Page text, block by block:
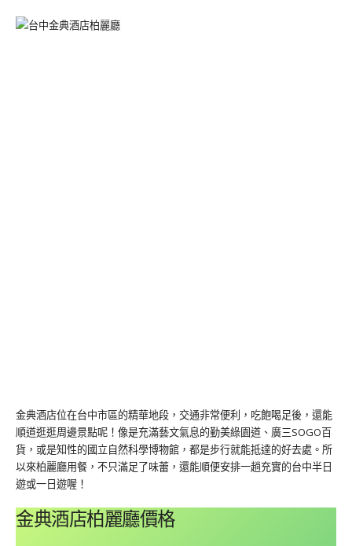
金典酒店位在台中市區的精華地段，交通非常便利，吃飽喝足後，還能
順道逛逛周邊景點呢！像是充滿藝文氣息的勤美綠園道、廣三SOGO百
貨，或是知性的國立自然科學博物館，都是步行就能抵達的好去處。所
以來柏麗廳用餐，不只滿足了味蕾，還能順便安排一趟充實的台中半日
遊或一日遊喔！
金典酒店柏麗廳價格